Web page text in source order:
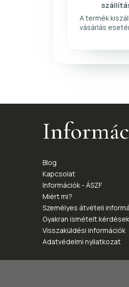
A termék
vásárlás
Blog
Kapcsolat
Információk - ÁSZF
Miért mi?
Személyes átvételi
Gyakran ismételt kérdések
Visszaküldési információk
Adatvédelmi nyilatkozat